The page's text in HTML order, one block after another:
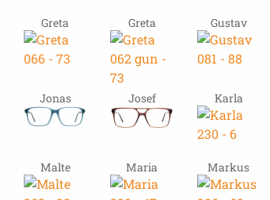
Greta Greta Gustav
Jonas Josef Karla
Malte Maria Markus